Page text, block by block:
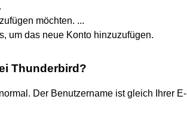
möchten. ...
um das neue Konto hinzuzufügen.
Thunderbird?
Der Benutzername ist gleich Ihrer E-